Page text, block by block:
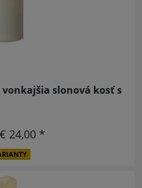
vonkajšia slonová kosť s
€ 24,00 *